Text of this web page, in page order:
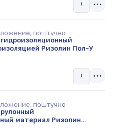
поштучно
Ризолин Пол-У
поштучно
материал Ризолин